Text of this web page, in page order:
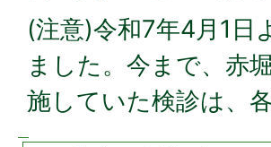
(注意)令和7年4月1日
ました。今まで、赤
施していた検診は、